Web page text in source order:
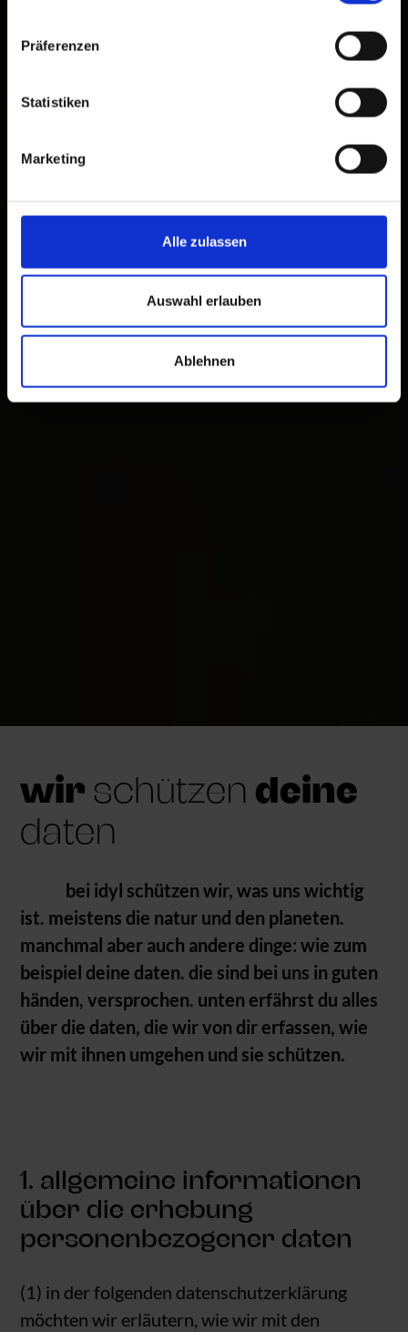
Präferenzen
Statistiken
Marketing
Alle zulassen
Auswahl erlauben
Ablehnen
wir schützen deine
daten
bei idyl schützen wir, was uns wichtig
ist. meistens die natur und den planeten.
manchmal aber auch andere dinge: wie zum
beispiel deine daten. die sind bei uns in guten
händen, versprochen. unten erfährst du alles
über die daten, die wir von dir erfassen, wie
wir mit ihnen umgehen und sie schützen.
1. allgemeine informationen
über die erhebung
personenbezogener daten
(1) in der folgenden datenschutzerklärung
möchten wir erläutern, wie wir mit den